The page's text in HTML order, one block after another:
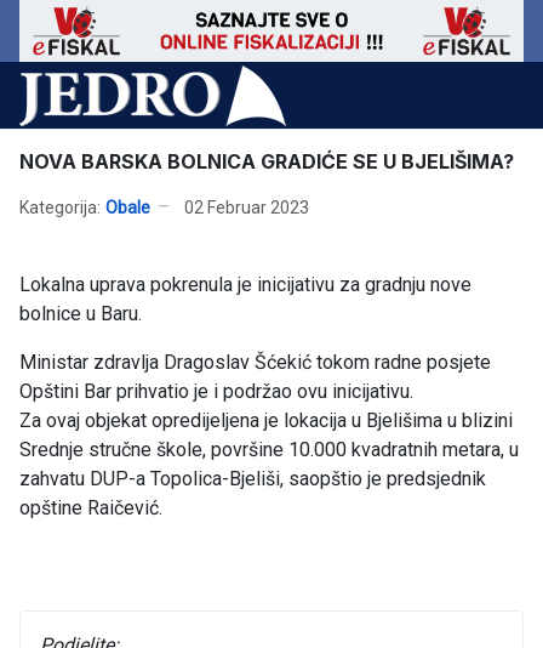
NOVA BARSKA BOLNICA GRADIĆE SE U BJELIŠIMA?
Kategorija: Obale 02 Februar 2023
Lokalna uprava pokrenula je inicijativu za gradnju nove
bolnice u Baru.
Ministar zdravlja Dragoslav Šćekić tokom radne posjete
Opštini Bar prihvatio je i podržao ovu inicijativu.
Za ovaj objekat opredijeljena je lokacija u Bjelišima u blizini
Srednje stručne škole, površine 10.000 kvadratnih metara, u
zahvatu DUP-a Topolica-Bjeliši, saopštio je predsjednik
opštine Raičević.